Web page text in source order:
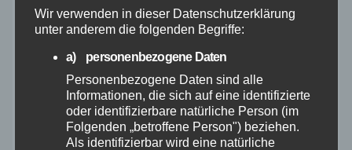
Juli 2026
Juni 2026
Mai 2026
April 2026
Wir verwenden in dieser Datenschutzerklärung
unter anderem die folgenden Begriffe:
a) personenbezogene Daten
Personenbezogene Daten sind alle
Informationen, die sich auf eine identifizierte
oder identifizierbare natürliche Person (im
Folgenden „betroffene Person") beziehen.
Als identifizierbar wird eine natürliche